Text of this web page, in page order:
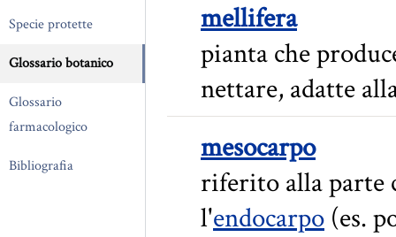
Specie protette
Glossario botanico
Glossario
farmacologico
Bibliografia
mellifera
pianta che
nettare, adatte
mesocarpo
riferito alla parte
l'endocarpo (es.